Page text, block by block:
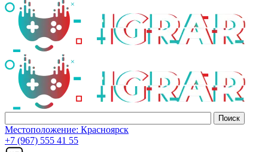
Местоположение: Красноярск
+7 (967) 555 41 55